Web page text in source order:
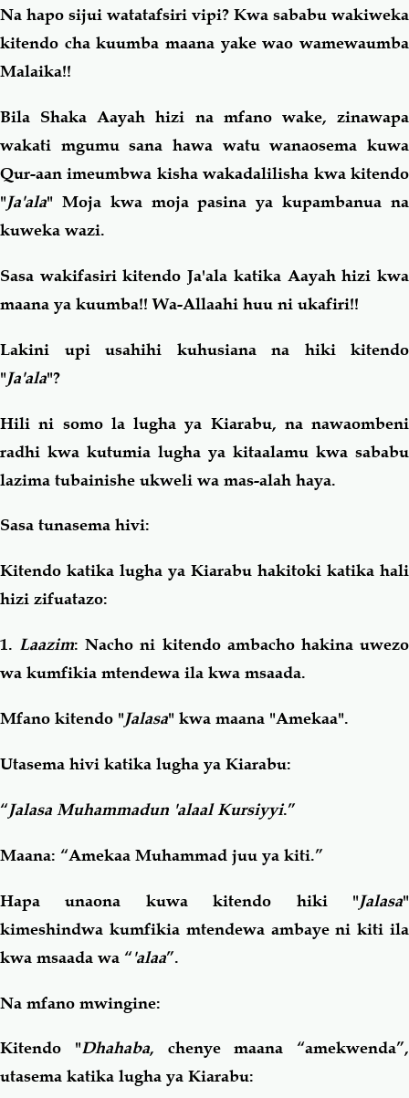
Na hapo sijui watatafsiri vipi? Kwa sababu wakiweka
kitendo cha kuumba maana yake wao wamewaumba
Malaika!!
Bila Shaka Aayah hizi na mfano wake, zinawapa
wakati mgumu sana hawa watu wanaosema kuwa
Qur-aan imeumbwa kisha wakadalilisha kwa kitendo
"Ja'ala" Moja kwa moja pasina ya kupambanua na
kuweka wazi.
Sasa wakifasiri kitendo Ja'ala katika Aayah hizi kwa
maana ya kuumba!! Wa-Allaahi huu ni ukafiri!!
Lakini upi usahihi kuhusiana na hiki kitendo
"Ja'ala"?
Hili ni somo la lugha ya Kiarabu, na nawaombeni
radhi kwa kutumia lugha ya kitaalamu kwa sababu
lazima tubainishe ukweli wa mas-alah haya.
Sasa tunasema hivi:
Kitendo katika lugha ya Kiarabu hakitoki katika hali
hizi zifuatazo:
1. Laazim: Nacho ni kitendo ambacho hakina uwezo
wa kumfikia mtendewa ila kwa msaada.
Mfano kitendo "Jalasa" kwa maana "Amekaa".
Utasema hivi katika lugha ya Kiarabu:
“Jalasa Muhammadun 'alaal Kursiyyi.”
Maana: “Amekaa Muhammad juu ya kiti.”
Hapa unaona kuwa kitendo hiki "Jalasa"
kimeshindwa kumfikia mtendewa ambaye ni kiti ila
kwa msaada wa “'alaa”.
Na mfano mwingine:
Kitendo "Dhahaba, chenye maana “amekwenda”,
utasema katika lugha ya Kiarabu: